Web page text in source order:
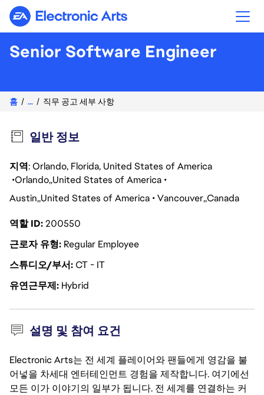
Electronic Arts
Senior Software Engineer
홈 ... 직무 공고 세부 사항
일반 정보
지역: Orlando, Florida, United States of America
Orlando United States of America
Austin United States of America Vancouver Canada
역할 ID200550
근로자 유형 Regular Employee
스튜디오/부서CT - IT
유연근무제 Hybrid
설명 및 참여 요건
Electronic Arts는 전 세계 플레이어와 팬들에게 영감을 불
어넣을 차세대 엔터테인먼트 경험을 제작합니다. 여기에선
모든 이가 이야기의 일부가 됩니다. 전 세계를 연결하는 커